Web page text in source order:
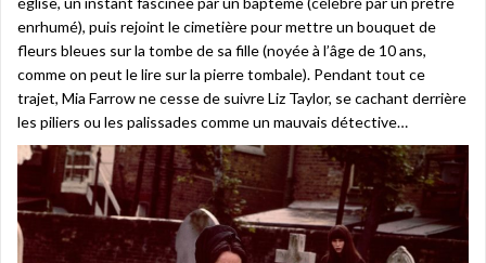
enrhumé), puis rejoint le cimetière pour mettre un bouquet de
fleurs bleues sur la tombe de sa fille (noyée à l’âge de 10 ans,
comme on peut le lire sur la pierre tombale). Pendant tout ce
trajet, Mia Farrow ne cesse de suivre Liz Taylor, se cachant derrière
les piliers ou les palissades comme un mauvais détective…